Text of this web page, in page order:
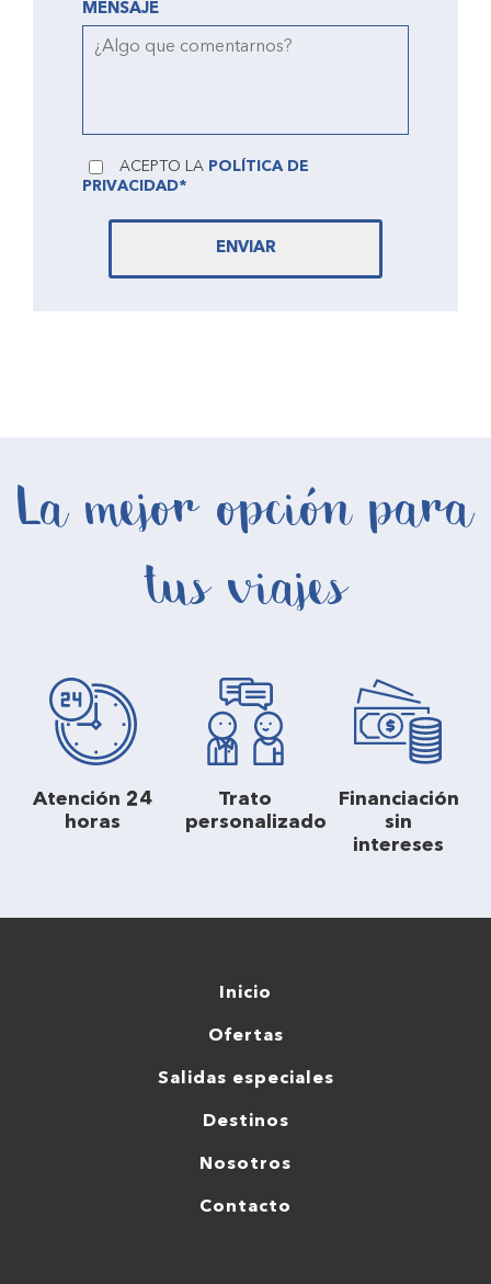
MENSAJE
ACEPTO LA POLÍTICA DE
PRIVACIDAD*
ENVIAR
La mejor opción para
tus viajes
Atención 24
horas
Trato
personalizado
Financiación
sin
intereses
Inicio
Ofertas
Salidas especiales
Destinos
Nosotros
Contacto